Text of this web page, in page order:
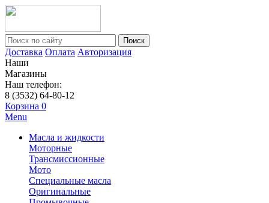
Поиск
Доставка Оплата Авторизация
Наши
Магазины
Наш телефон:
8 (3532) 64-80-12
Корзина 0
Menu
Масла и жидкости
Моторные
Трансмиссионные
Мото
Специальные масла
Оригинальные